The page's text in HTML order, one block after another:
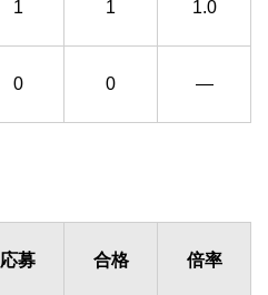
1 1 1.0
0 0 ―
応募 合格 倍率